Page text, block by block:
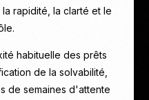
rapidité, la clarté et le
habituelle des prêts
de la solvabilité,
de semaines d'attente